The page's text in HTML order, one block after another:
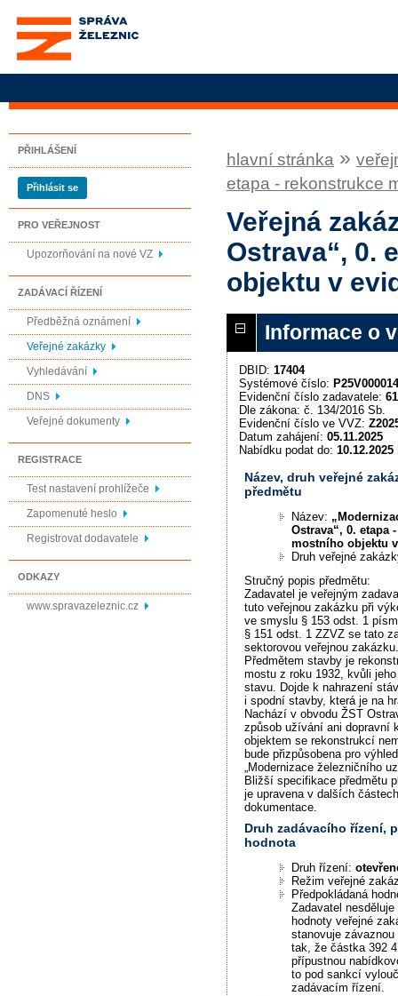
Správa železnic, státní
organizace
PŘIHLÁŠENÍ
Přihlásit se
PRO VEŘEJNOST
Upozorňování na nové VZ
ZADÁVACÍ ŘÍZENÍ
Předběžná oznámení
Veřejné zakázky
Vyhledávání
DNS
Veřejné dokumenty
REGISTRACE
Test nastavení prohlížeče
Zapomenuté heslo
Registrovat dodavatele
ODKAZY
www.spravazeleznic.cz
hlavní stránka »
etapa - rekonstrukce
Veřejná
Ostrava“, 0.
objektu v
Informace o
DBID: 17404
Systémové číslo:
Evidenční číslo zadavatele:
Dle zákona: č. 134/2016 Sb.
Evidenční číslo ve VVZ:
Datum zahájení: 05.11.2025
Nabídku podat do: 10.12.2025
Název, druh veřejné
předmětu
Název:
Ostrava“, 0. etapa
mostního objektu
Druh veřejné
Stručný popis předmětu:
Zadavatel je veřejným
tuto veřejnou zakázku při
ve smyslu § 153 odst. 1
§ 151 odst. 1 ZZVZ se tato
sektorovou veřejnou
Předmětem stavby je
mostu z roku 1932, kvůli
stavu. Dojde k nahrazení
i spodní stavby, která je na
Nachází v obvodu ŽST
způsob užívání ani dopravní
objektem se rekonstrukcí
bude přizpůsobena pro
„Modernizace železničního
Bližší specifikace předmětu
je upravena v dalších
dokumentace.
Druh zadávacího řízení,
hodnota
Druh řízení:
Režim veřejné
Předpokládaná
Zadavatel
hodnoty veřejné
stanovuje
tak, že částka 392
přípustnou
to pod sankcí
zadávacím řízení.